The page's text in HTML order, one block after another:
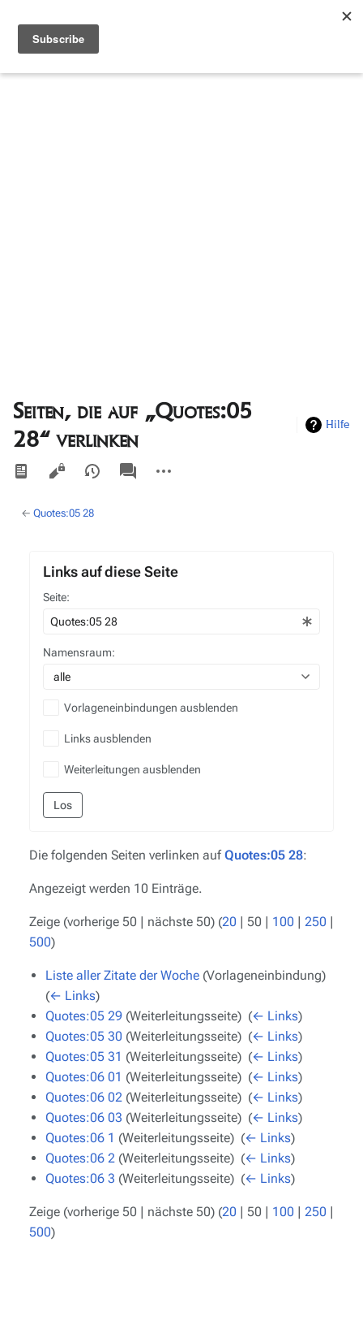
Seiten, die auf „Quotes:05
28“ verlinken
Hilfe
Ansichten
associated-
pages
Aktionen
← Quotes:05 28
Links auf diese Seite
Seite:
Namensraum:
alle
Vorlageneinbindungen ausblenden
Links ausblenden
Weiterleitungen ausblenden
Los
Die folgenden Seiten verlinken aufQuotes:05 28:
Angezeigt werden 10 Einträge.
Zeige (vorherige 50 | nächste 50) (20 | 50 | 100 | 250 |
500)
Liste aller Zitate der Woche (Vorlageneinbindung) ‎
(← Links)
Quotes:05 29 (Weiterleitungsseite) ‎ (← Links)
Quotes:05 30 (Weiterleitungsseite) ‎ (← Links)
Quotes:05 31 (Weiterleitungsseite) ‎ (← Links)
Quotes:06 01 (Weiterleitungsseite) ‎ (← Links)
Quotes:06 02 (Weiterleitungsseite) ‎ (← Links)
Quotes:06 03 (Weiterleitungsseite) ‎ (← Links)
Quotes:06 1 (Weiterleitungsseite) ‎ (← Links)
Quotes:06 2 (Weiterleitungsseite) ‎ (← Links)
Quotes:06 3 (Weiterleitungsseite) ‎ (← Links)
Zeige (vorherige 50 | nächste 50) (20 | 50 | 100 | 250 |
500)